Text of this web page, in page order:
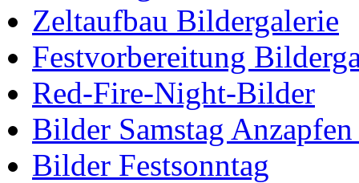
Zeltaufbau Bildergalerie
Festvorbereitung
Red-Fire-Night-Bilder
Bilder Samstag
Bilder Festsonntag